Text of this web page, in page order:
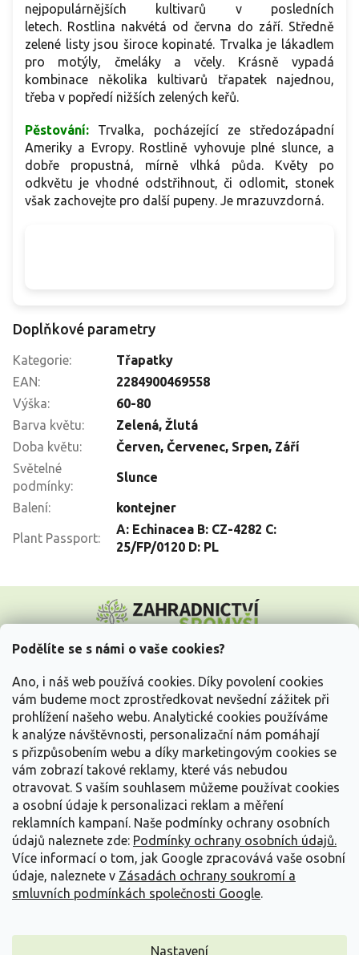
Podělíte se s námi o vaše cookies?
Ano, i náš web používá cookies. Díky povolení cookies
vám budeme moct zprostředkovat nevšední zážitek při
prohlížení našeho webu. Analytické cookies používáme
k analýze návštěvnosti, personalizační nám pomáhají
s přizpůsobením webu a díky marketingovým cookies se
vám zobrazí takové reklamy, které vás nebudou
otravovat. S vaším souhlasem můžeme používat cookies
a osobní údaje k personalizaci reklam a měření
reklamních kampaní. Naše podmínky ochrany osobních
údajů naleznete zde: Podmínky ochrany osobních údajů.
Více informací o tom, jak Google zpracovává vaše osobní
údaje, naleznete v Zásadách ochrany soukromí a
smluvních podmínkách společnosti Google.
Nastavení
nejpopulárnějších kultivarů v posledních
letech. Rostlina nakvétá od června do září. Středně
zelené listy jsou široce kopinaté. Trvalka je lákadlem
pro motýly, čmeláky a včely. Krásně vypadá
kombinace několika kultivarů třapatek najednou,
třeba v popředí nižších zelených keřů.
Pěstování: Trvalka, pocházející ze středozápadní
Ameriky a Evropy. Rostlině vyhovuje plné slunce, a
dobře propustná, mírně vlhká půda. Květy po
odkvětu je vhodné odstřihnout, či odlomit, stonek
však zachovejte pro další pupeny. Je mrazuvzdorná.
Doplňkové parametry
Kategorie:
Třapatky
EAN:
2284900469558
Výška:
60-80
Barva květu: Zelená, Žlutá
Doba květu: Červen, Červenec, Srpen, Září
Světelné
podmínky:
Slunce
Balení: kontejner
Plant Passport:
A: Echinacea B: CZ-4282 C:
25/FP/0120 D: PL
p
Vše o nákupu
Informace pro Vás
Kontakujte nás
Vytvořil Shoptet